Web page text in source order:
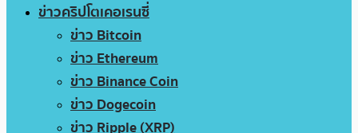
ข่าวคริปโตเคอเรนซี่
ข่าว Bitcoin
ข่าว Ethereum
ข่าว Binance Coin
ข่าว Dogecoin
ข่าว Ripple (XRP)